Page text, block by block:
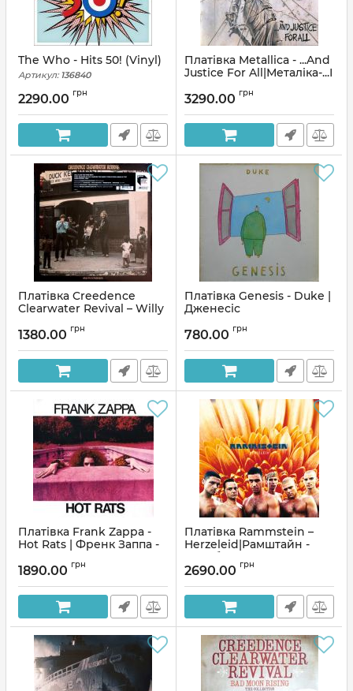
The Who - Hits 50! (Vinyl)
Артикул: 136840
2290.00 грн
Платівка Metallica - ...And
Justice For All|Металіка-...І
всіх(2xLP)
Артикул: 137307
3290.00 грн
Платівка Creedence
Clearwater Revival – Willy
Boys|Creedence
та бідні хлопці
136540
1380.00 грн
Платівка Genesis - Duke |
Дженесіс
780.00 грн
Платівка Frank Zappa -
Hot Rats | Френк Заппа -
Артикул: 136809
1890.00 грн
Платівка Rammstein –
Herzeleid|Рамштайн -
Скорбота
Артикул: 176701
2690.00 грн